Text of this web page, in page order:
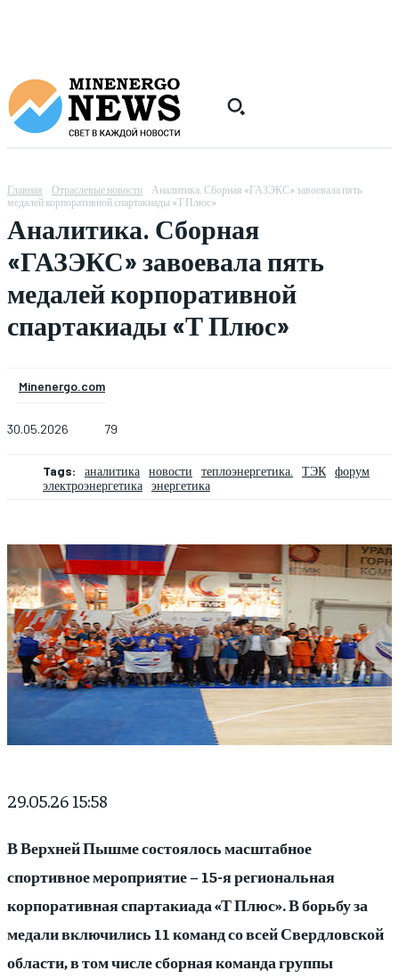
Главная Отраслевые новости
Аналитика. Сборная «ГАЗЭКС» завоевала пять
медалей корпоративной спартакиады «Т Плюс»
Аналитика. Сборная
«ГАЗЭКС» завоевала пять
медалей корпоративной
спартакиады «Т Плюс»
Minenergo.com
30.05.2026 79
Tags: аналитика новости теплоэнергетика. ТЭК форум
электроэнергетика энергетика
29.05.26 15:58
В Верхней Пышме состоялось масштабное
спортивное мероприятие – 15-я региональная
корпоративная спартакиада «Т Плюс». В борьбу за
медали включились 11 команд со всей Свердловской
области, в том числе сборная команда группы